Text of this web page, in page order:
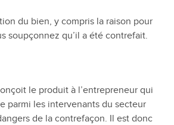
du bien, y compris la raison pour
soupçonnez qu’il a été contrefait.
le produit à l’entrepreneur qui
parmi les intervenants du secteur
de la contrefaçon. Il est donc